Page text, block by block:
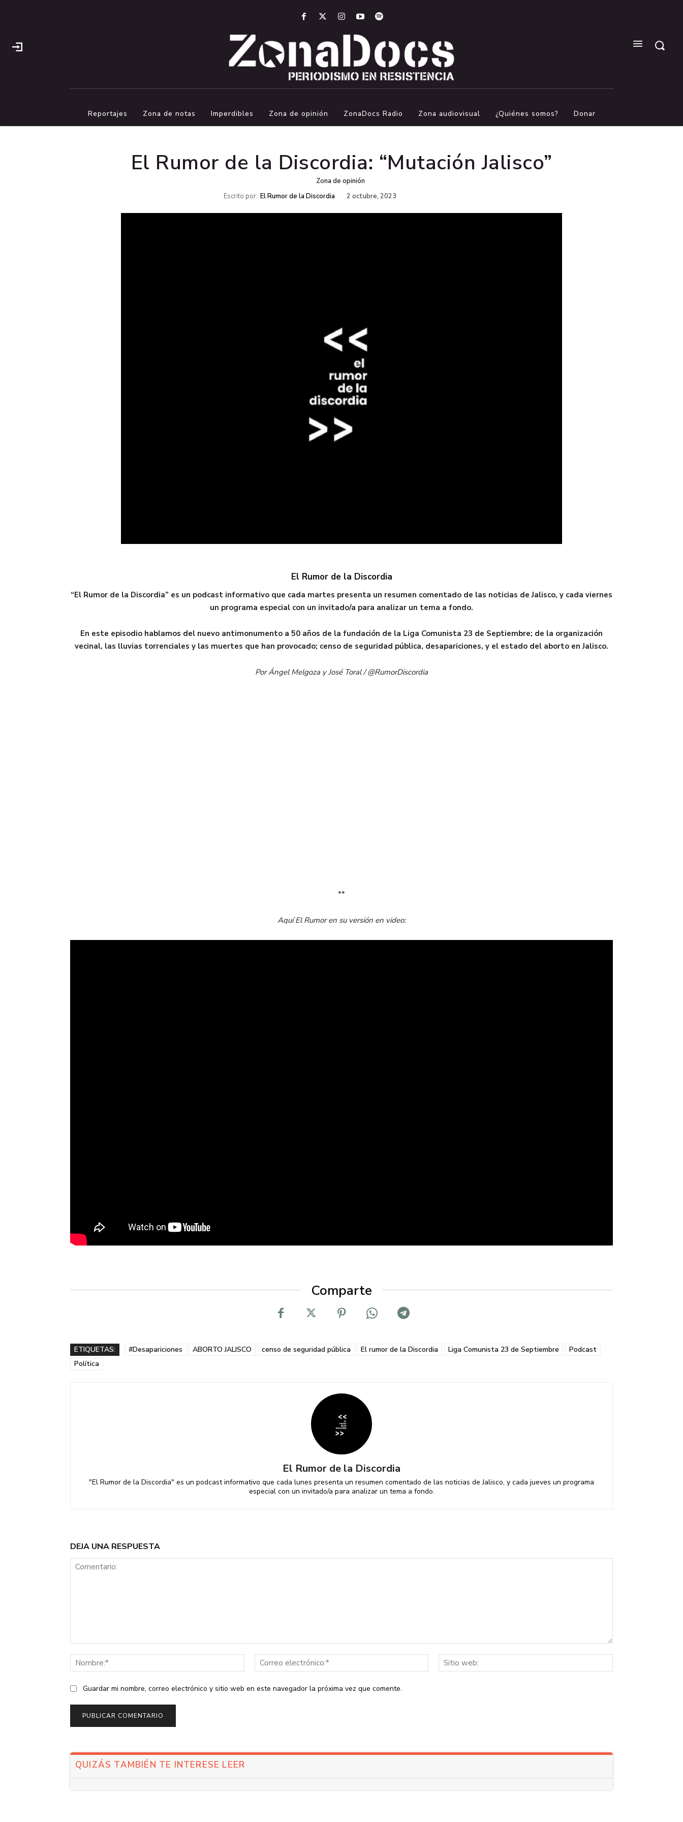
Reportajes Zona de notas Imperdibles Zona de opinión ZonaDocs Radio Zona audiovisual ¿Quiénes somos? Donar
El Rumor de la Discordia: “Mutación Jalisco”
Zona de opinión
Escrito por: El Rumor de la Discordia 2 octubre, 2023
El Rumor de la Discordia
“El Rumor de la Discordia” es un podcast informativo que cada martes presenta un resumen comentado de las noticias de Jalisco, y cada viernes
un programa especial con un invitado/a para analizar un tema a fondo.
En este episodio hablamos del nuevo antimonumento a 50 años de la fundación de la Liga Comunista 23 de Septiembre; de la organización
vecinal, las lluvias torrenciales y las muertes que han provocado; censo de seguridad pública, desapariciones, y el estado del aborto en Jalisco.
Por Ángel Melgoza y José Toral / @RumorDiscordia
**
Aquí El Rumor en su versión en video:
Comparte
ETIQUETAS: #Desapariciones ABORTO JALISCO censo de seguridad pública El rumor de la Discordia Liga Comunista 23 de Septiembre
Podcast
Política
El Rumor de la Discordia
"El Rumor de la Discordia" es un podcast informativo que cada lunes presenta un resumen comentado de las noticias de Jalisco, y cada jueves un programa
especial con un invitado/a para analizar un tema a fondo.
DEJA UNA RESPUESTA
Nombre:*
Correo
electrónico:*
web:
Guardar mi nombre, correo electrónico y sitio web en este navegador la próxima vez que comente.
QUIZÁS TAMBIÉN TE INTERESE LEER